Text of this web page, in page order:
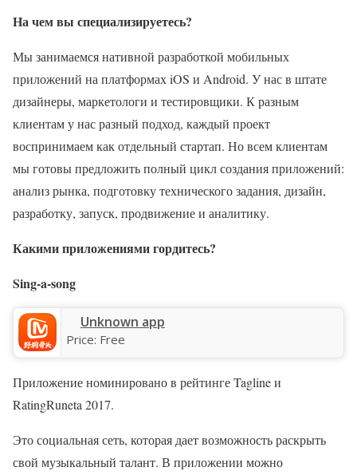
На чем вы специализируетесь?
Мы занимаемся нативной разработкой мобильных
приложений на платформах iOS и Android. У нас в штате
дизайнеры, маркетологи и тестировщики. К разным
клиентам у нас разный подход, каждый проект
воспринимаем как отдельный стартап. Но всем клиентам
мы готовы предложить полный цикл создания приложений:
анализ рынка, подготовку технического задания, дизайн,
разработку, запуск, продвижение и аналитику.
Какими приложениями гордитесь?
Sing-a-song
Unknown app
Price: Free
Приложение номинировано в рейтинге Tagline и
RatingRuneta 2017.
Это социальная сеть, которая дает возможность раскрыть
свой музыкальный талант. В приложении можно